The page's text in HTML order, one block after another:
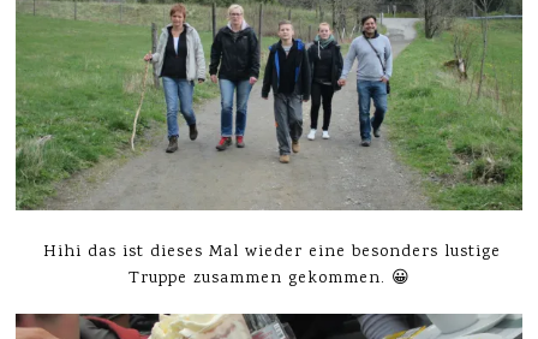
Hihi das ist dieses Mal wieder eine besonders lustige
Truppe zusammen gekommen. 😀